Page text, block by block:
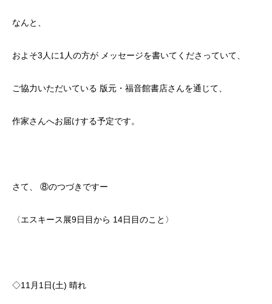
なんと、
およそ3人に1人の方が メッセージを書いてくださっていて、
ご協力いただいている 版元・福音館書店さんを通じて、
作家さんへお届けする予定です。
さて、 ⑧のつづきですー
〈エスキース展9日目から 14日目のこと〉
◇11月1日(土) 晴れ